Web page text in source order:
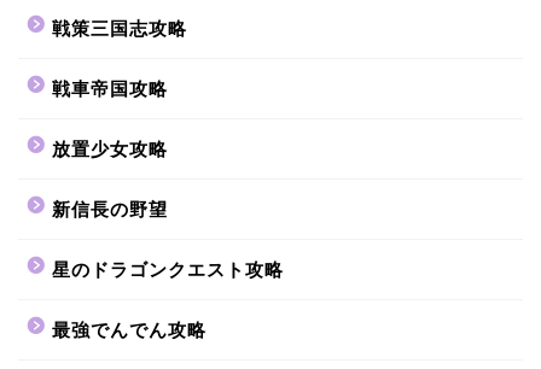
戦策三国志攻略
戦車帝国攻略
放置少女攻略
新信長の野望
星のドラゴンクエスト攻略
最強でんでん攻略